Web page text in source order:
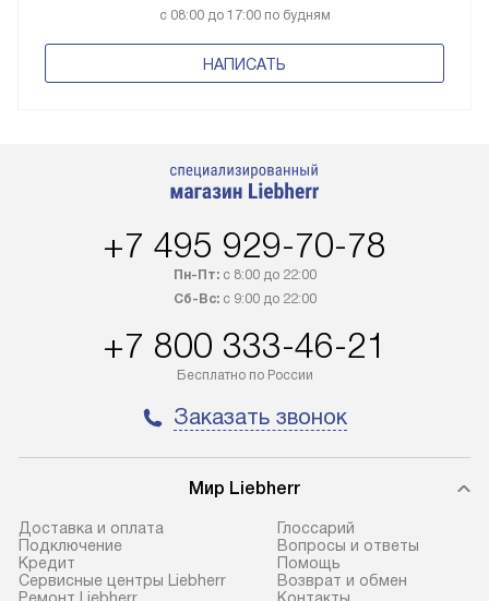
с 08:00 до 17:00 по будням
НАПИСАТЬ
+7 495 929-70-78
Пн-Пт:с 8:00 до 22:00
Сб-Вс:с 9:00 до 22:00
+7 800 333-46-21
Бесплатно по России
Заказать звонок
Мир Liebherr
Доставка и оплата
Подключение
Кредит
Сервисные центры Liebherr
Глоссарий
Вопросы и ответы
Помощь
Возврат и обмен